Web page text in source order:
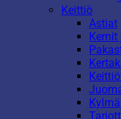
Keittiö
Astiat